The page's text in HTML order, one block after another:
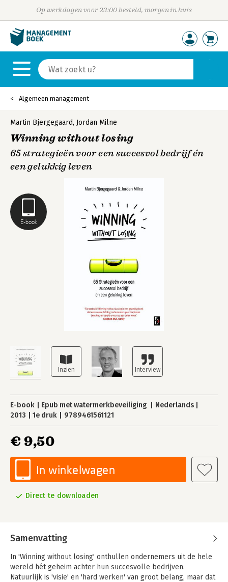
Op werkdagen voor 23:00 besteld, morgen in huis
Algemeen management
E-book
Martin Bjergegaard, Jordan Milne
Winning without losing
65 strategieën voor een succesvol bedrijf én
een gelukkig leven
E-book Epub met watermerkbeveiliging
Nederlands
2013
1e druk 9789461561121
€ 9,50
In winkelwagen
Direct te downloaden
Samenvatting
In 'Winning without losing' onthullen ondernemers uit de hele
wereld hét geheim achter hun succesvolle bedrijven.
Natuurlijk is 'visie' en 'hard werken' van groot belang, maar dat